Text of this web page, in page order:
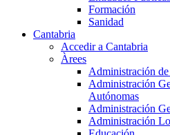
Formación
Sanidad
Cantabria
Accedir a Cantabria
Àrees
Administración de
Administración
Autónomas
Administración
Administración